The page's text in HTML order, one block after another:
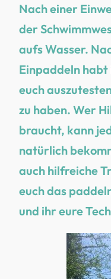
Nach einer
der
aufs Wasser.
Einpaddeln
euch
zu haben. Wer
braucht, kann
natürlich
auch hilfreiche
euch das
und ihr eure